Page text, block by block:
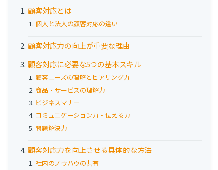
ユーザーインタビュー
インサイドセールス代行
お役立ち資料
事例
セミナー
相談する
顧客対応とは
個人と法人の顧客対応の違い
顧客対応力の向上が重要な理由
顧客対応に必要な5つの基本スキル
顧客ニーズの理解とヒアリング力
商品・サービスの理解力
ビジネスマナー
コミュニケーション力・伝える力
問題解決力
顧客対応力を向上させる具体的な方法
社内のノウハウの共有